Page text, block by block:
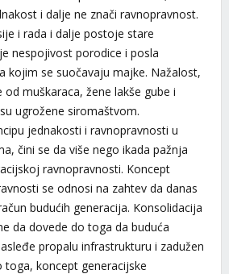
i dalje ne znači ravnopravnost.
i rada i dalje postoje stare
nespojivost porodice i posla
kojim se suočavaju majke. Nažalost,
muškaraca, žene lakše gube i
ugrožene siromaštvom.
jednakosti i ravnopravnosti u
čini se da više nego ikada pažnja
ravnopravnosti. Koncept
se odnosi na zahtev da danas
budućih generacija. Konsolidacija
da dovede do toga da buduća
propalu infrastrukturu i zadužen
toga, koncept generacijske